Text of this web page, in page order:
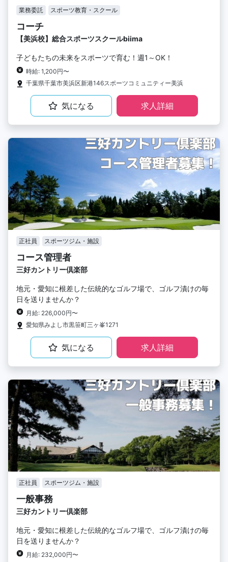
業務委託 スポーツ教育・スクール
コーチ
【美浜校】総合スポーツスクールbiima
子どもたちの未来をスポーツで育む！週1～OK！
時給: 1,200円〜
千葉県千葉市美浜区新港146スポーツコミュニティー美浜
気になる 求人詳細
正社員 スポーツジム・施設
コース管理者
三好カントリー倶楽部
地元・愛知に根差した伝統的なゴルフ場で、ゴルフ漬けの毎
日を送りませんか？
月給: 226,000円〜
愛知県みよし市黒笹町三ヶ峯1271
気になる 求人詳細
正社員 スポーツジム・施設
一般事務
三好カントリー倶楽部
地元・愛知に根差した伝統的なゴルフ場で、ゴルフ漬けの毎
日を送りませんか？
月給: 232,000円〜